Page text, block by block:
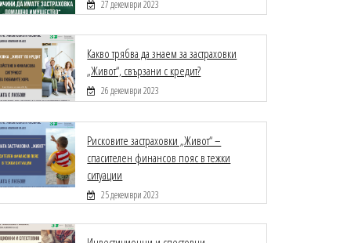
27 декември 2023
Какво трябва да знаем за застраховки
„Живот“, свързани с кредит?
26 декември 2023
Рисковите застраховки „Живот“ –
спасителен финансов пояс в тежки
ситуации
25 декември 2023